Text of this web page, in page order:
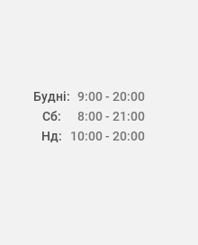
Будні:
Сб:
Нд:
9:00 - 20:00
8:00 - 21:00
10:00 - 20:00